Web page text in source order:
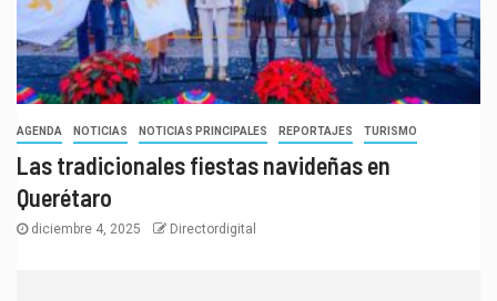
AGENDA NOTICIAS NOTICIAS PRINCIPALES REPORTAJES TURISMO
Las tradicionales fiestas navideñas en
Querétaro
diciembre 4, 2025 Directordigital